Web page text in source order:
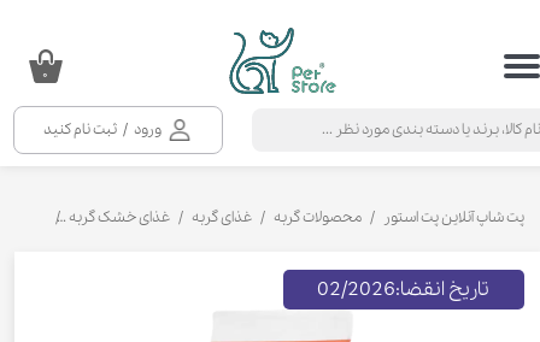
ورود / ثبت نام کنید
حساب کاربری من
خروج از حساب کاربری
۰
پت شاپ آنلاین پت استور محصولات گربه غذای گربه غذای خشک گربه
تاریخ انقضا:02/2026